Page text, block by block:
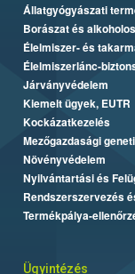
Állatgyógyászati
Borászat és
Élelmiszer- és
Élelmiszerlánc-
Járványvédelem
Kiemelt ügyek, EUTR
Kockázatkezelés
Mezőgazdasági
Növényvédelem
Nyilvántartási és
Rendszerszervezés
Termékpálya-
Ügyintézés